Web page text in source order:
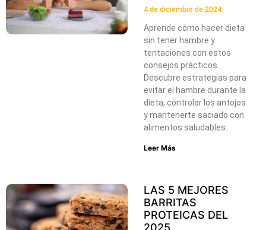
4 de diciembre de 2024
Aprende cómo hacer dieta
sin tener hambre y
tentaciones con estos
consejos prácticos.
Descubre estrategias para
evitar el hambre durante la
dieta, controlar los antojos
y mantenerte saciado con
alimentos saludables.
Leer Más
LAS 5 MEJORES
BARRITAS
PROTEICAS DEL
2025